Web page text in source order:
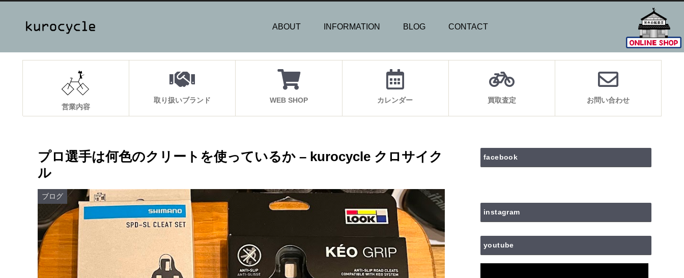
ABOUT INFORMATION BLOG CONTACT
営業内容
取り扱いブランド WEB SHOP カレンダー 買取査定 お問い合わせ
プロ選手は何色のクリートを使っているか – kurocycle クロサイク
ル
ブログ
facebook
instagram
youtube